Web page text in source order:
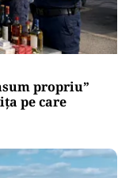
propriu”
pe care